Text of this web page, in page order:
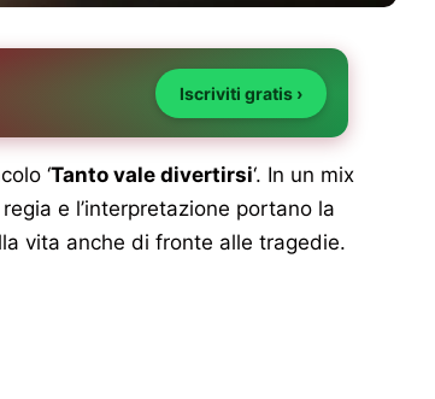
Iscriviti gratis ›
‘Tanto vale divertirsi‘. In un mix
e l’interpretazione portano la
vita anche di fronte alle tragedie.